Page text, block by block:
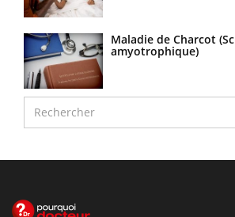
Maladie de Charcot
amyotrophique)